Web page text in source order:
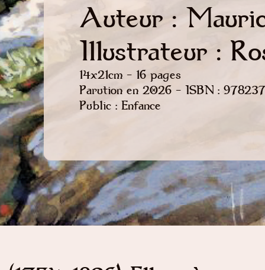
Auteur :
Illustrateur :
14x21cm - 16 pages
Parution en 2026 - ISBN :
Public : Enfance